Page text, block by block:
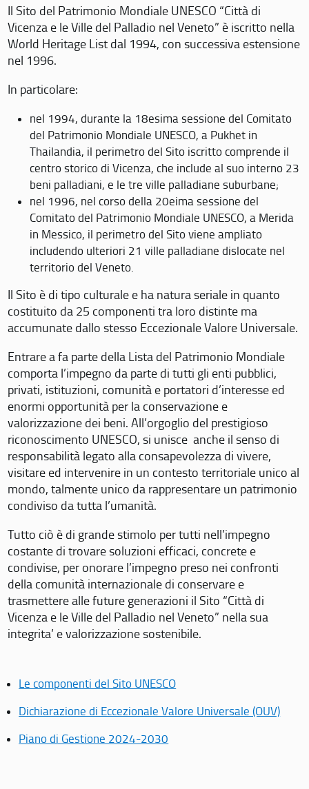
Il Sito del Patrimonio Mondiale UNESCO “Città di
Vicenza e le Ville del Palladio nel Veneto” è iscritto nella
World Heritage List dal 1994, con successiva estensione
nel 1996.
In particolare:
nel 1994, durante la 18esima sessione del Comitato
del Patrimonio Mondiale UNESCO, a Pukhet in
Thailandia, il perimetro del Sito iscritto comprende il
centro storico di Vicenza, che include al suo interno 23
beni palladiani, e le tre ville palladiane suburbane;
nel 1996, nel corso della 20eima sessione del
Comitato del Patrimonio Mondiale UNESCO, a Merida
in Messico, il perimetro del Sito viene ampliato
includendo ulteriori 21 ville palladiane dislocate nel
territorio del Veneto.
Il Sito è di tipo culturale e ha natura seriale in quanto
costituito da 25 componenti tra loro distinte ma
accumunate dallo stesso Eccezionale Valore Universale.
Entrare a fa parte della Lista del Patrimonio Mondiale
comporta l’impegno da parte di tutti gli enti pubblici,
privati, istituzioni, comunità e portatori d’interesse ed
enormi opportunità per la conservazione e
valorizzazione dei beni. All’orgoglio del prestigioso
riconoscimento UNESCO, si unisce anche il senso di
responsabilità legato alla consapevolezza di vivere,
visitare ed intervenire in un contesto territoriale unico al
mondo, talmente unico da rappresentare un patrimonio
condiviso da tutta l’umanità.
Tutto ciò è di grande stimolo per tutti nell’impegno
costante di trovare soluzioni efficaci, concrete e
condivise, per onorare l’impegno preso nei confronti
della comunità internazionale di conservare e
trasmettere alle future generazioni il Sito “Città di
Vicenza e le Ville del Palladio nel Veneto” nella sua
integrita’ e valorizzazione sostenibile.
Le componenti del Sito UNESCO
Dichiarazione di Eccezionale Valore Universale (OUV)
Piano di Gestione 2024-2030